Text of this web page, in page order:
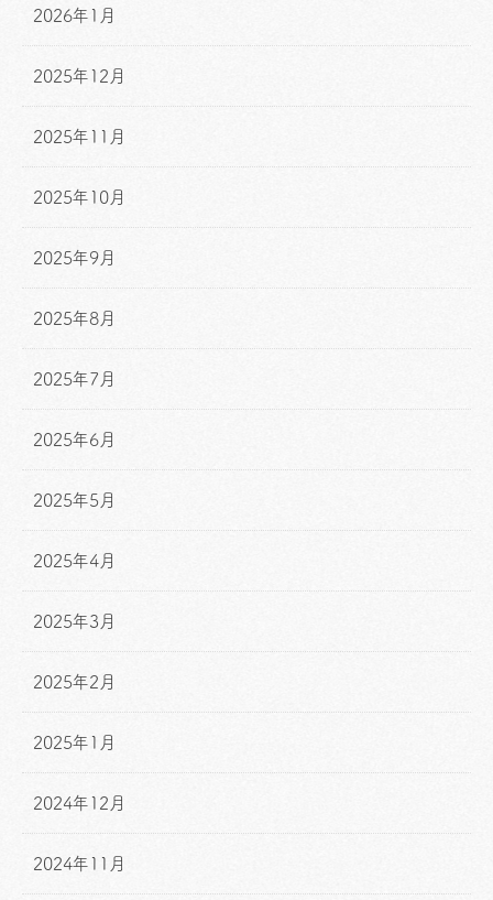
2026年1月
2025年12月
2025年11月
2025年10月
2025年9月
2025年8月
2025年7月
2025年6月
2025年5月
2025年4月
2025年3月
2025年2月
2025年1月
2024年12月
2024年11月